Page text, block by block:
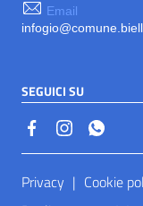
Email
SEGUICI SU
Sezione
Privacy | Cookie